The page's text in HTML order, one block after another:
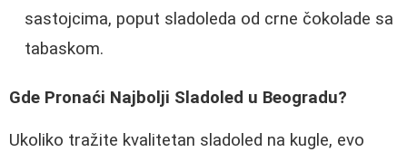
sastojcima, poput sladoleda od crne čokolade sa
tabaskom.
Gde Pronaći Najbolji Sladoled u Beogradu?
Ukoliko tražite kvalitetan sladoled na kugle, evo